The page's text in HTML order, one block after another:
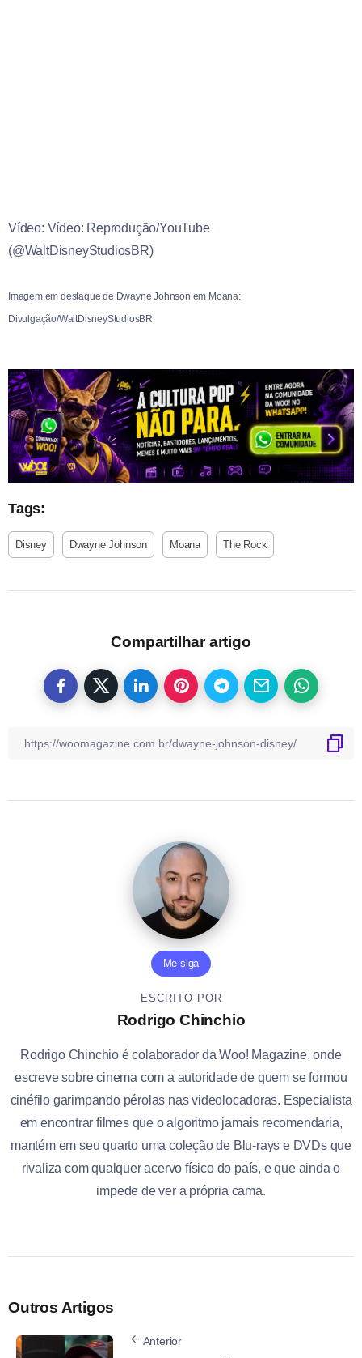
Vídeo: Vídeo: Reprodução/YouTube
(@WaltDisneyStudiosBR)
Imagem em destaque de Dwayne Johnson em Moana:
Divulgação/WaltDisneyStudiosBR
Tags:
Disney Dwayne Johnson Moana The Rock
Compartilhar artigo
Me siga
ESCRITO POR
Rodrigo Chinchio
Rodrigo Chinchio é colaborador da Woo! Magazine, onde
escreve sobre cinema com a autoridade de quem se formou
cinéfilo garimpando pérolas nas videolocadoras. Especialista
em encontrar filmes que o algoritmo jamais recomendaria,
mantém em seu quarto uma coleção de Blu-rays e DVDs que
rivaliza com qualquer acervo físico do país, e que ainda o
impede de ver a própria cama.
Outros Artigos
Anterior